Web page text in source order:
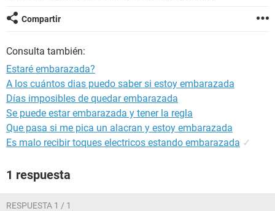
Compartir
Consulta también:
Estaré embarazada?
A los cuántos dias puedo saber si estoy embarazada
Días imposibles de quedar embarazada
Se puede estar embarazada y tener la regla
Que pasa si me pica un alacran y estoy embarazada
Es malo recibir toques electricos estando embarazada ✓
1 respuesta
RESPUESTA 1 / 1